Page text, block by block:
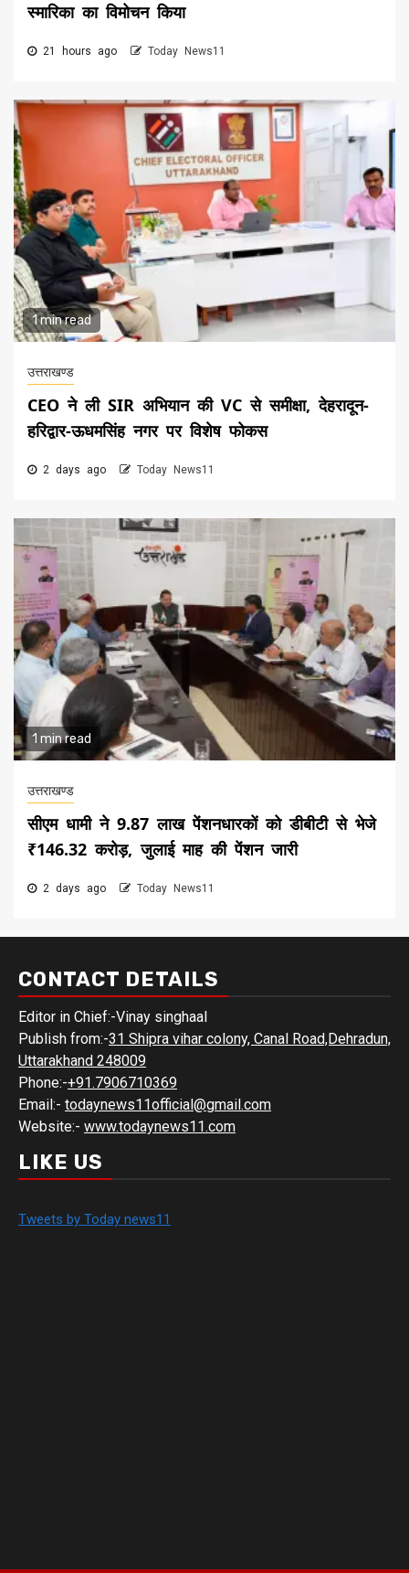
स्मारिका का विमोचन किया
21 hours ago Today News11
1 min read
उत्तराखण्ड
CEO ने ली SIR अभियान की VC से समीक्षा, देहरादून-
हरिद्वार-ऊधमसिंह नगर पर विशेष फोकस
2 days ago Today News11
1 min read
उत्तराखण्ड
सीएम धामी ने 9.87 लाख पेंशनधारकों को डीबीटी से भेजे
₹146.32 करोड़, जुलाई माह की पेंशन जारी
2 days ago Today News11
CONTACT DETAILS
Editor in Chief:-Vinay singhaal
Publish from:-31 Shipra vihar colony, Canal Road,Dehradun,
Uttarakhand 248009
Phone:-+91.7906710369
Email:- todaynews11official@gmail.com
Website:- www.todaynews11.com
LIKE US
Tweets by Today news11